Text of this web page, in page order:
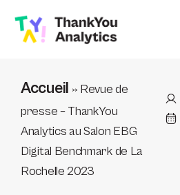
Accueil » Revue de
presse – ThankYou
Analytics au Salon EBG
Digital Benchmark de La
Rochelle 2023